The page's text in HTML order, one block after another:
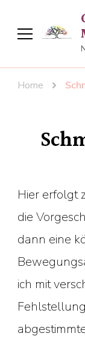
Home
Hier erfolgt
die
dann eine
ich mit